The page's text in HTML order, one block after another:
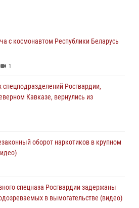
незаконной миграции и
(видео)
подготовки на комплексных учениях
объектов в Подмосковье
с космонавтом Республики Беларусь
1
Росгвардии,
Кавказе, вернулись из
оборот наркотиков в крупном
спецназа Росгвардии задержаны
в вымогательстве (видео)